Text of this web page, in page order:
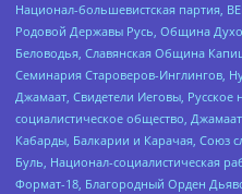
Национал-большевистская партия,
Родовой Державы Русь, Община
Беловодья, Славянская Община
Семинария Староверов-Инглингов,
Джамаат, Свидетели Иеговы,
социалистическое общество,
Кабарды, Балкарии и Карачая, Союз
Буль, Национал-социалистическая
Формат-18, Благородный Орден